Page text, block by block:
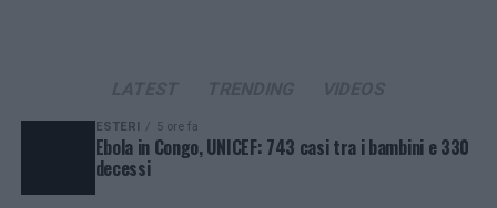
ESTERI 5 ore fa
Ebola in Congo, UNICEF: 743 casi tra i bambini e 330
decessi